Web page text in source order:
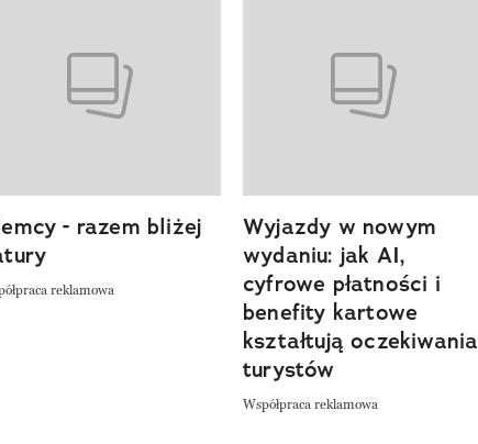
- razem bliżej
reklamowa
Wyjazdy w nowym
wydaniu: jak AI,
cyfrowe płatności i
benefity kartowe
kształtują oczekiwania
turystów
Współpraca reklamowa